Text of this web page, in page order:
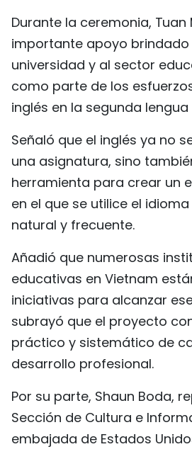
Durante la ceremonia, Tuan
importante apoyo brindado
universidad y al sector
como parte de los
inglés en la segunda
Señaló que el inglés ya no
una asignatura, sino
herramienta para crear un
en el que se utilice el
natural y frecuente.
Añadió que numerosas
educativas en Vietnam
iniciativas para alcanzar
subrayó que el proyecto
práctico y sistemático de
desarrollo profesional.
Por su parte, Shaun Boda,
Sección de Cultura e
embajada de Estados